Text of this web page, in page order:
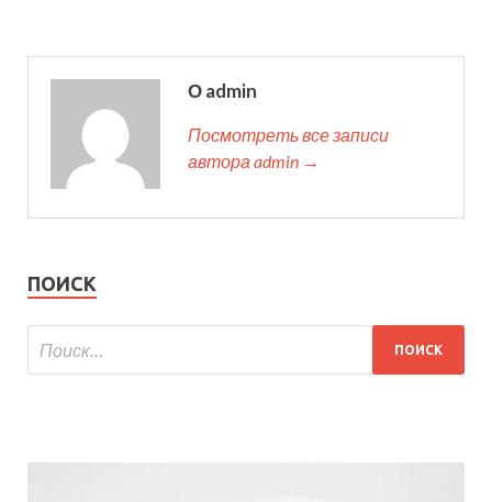
О admin
Посмотреть все записи
автора admin →
ПОИСК